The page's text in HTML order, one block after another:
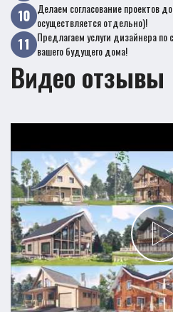
Делаем согласование проектов
осуществляется отдельно)!
Предлагаем услуги дизайнера
вашего будущего дома!
Видео отзывы